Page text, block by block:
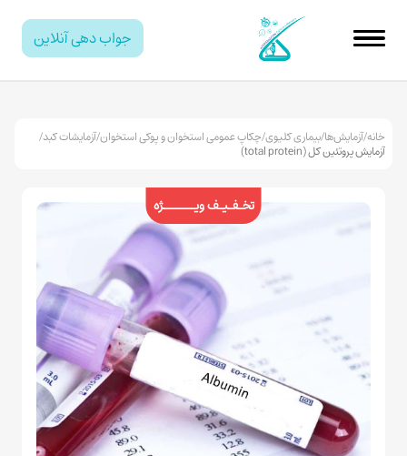
جواب دهی آنلاین
خانه/آزمایش‌ها/بیماری کلیوی/چکاپ عمومی استخوان و پوکی استخوان/آزمایشات کبد/
آزمایش پروتئین کل (total protein)
تخـفـیـف ویـــــــژه